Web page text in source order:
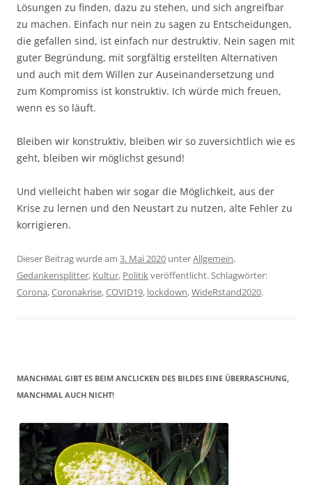
Lösungen zu finden, dazu zu stehen, und sich angreifbar
zu machen. Einfach nur nein zu sagen zu Entscheidungen,
die gefallen sind, ist einfach nur destruktiv. Nein sagen mit
guter Begründung, mit sorgfältig erstellten Alternativen
und auch mit dem Willen zur Auseinandersetzung und
zum Kompromiss ist konstruktiv. Ich würde mich freuen,
wenn es so läuft.
Bleiben wir konstruktiv, bleiben wir so zuversichtlich wie es
geht, bleiben wir möglichst gesund!
Und vielleicht haben wir sogar die Möglichkeit, aus der
Krise zu lernen und den Neustart zu nutzen, alte Fehler zu
korrigieren.
Dieser Beitrag wurde am 3. Mai 2020 unterAllgemein,
Gedankensplitter, Kultur, Politikveröffentlicht. Schlagwörter:
Corona,Coronakrise,COVID19, lockdown,WideRstand2020.
MANCHMAL GIBT ES BEIM ANCLICKEN DES BILDES EINE ÜBERRASCHUNG,
MANCHMAL AUCH NICHT!